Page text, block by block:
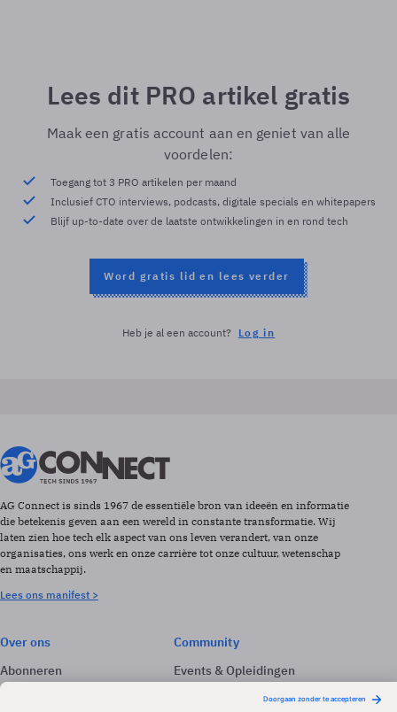
Lees dit PRO artikel gratis
Maak een gratis account aan en geniet van alle
voordelen:
Toegang tot 3 PRO artikelen per maand
Inclusief CTO interviews, podcasts, digitale specials en whitepapers
Blijf up-to-date over de laatste ontwikkelingen in en rond tech
Word gratis lid en lees verder
Heb je al een account? Log in
AG Connect is sinds 1967 de essentiële bron van ideeën en informatie
die betekenis geven aan een wereld in constante transformatie. Wij
laten zien hoe tech elk aspect van ons leven verandert, van onze
organisaties, ons werk en onze carrière tot onze cultuur, wetenschap
en maatschappij.
Lees ons manifest >
Over ons
Abonneren
Adverteren
Community
Events & Opleidingen